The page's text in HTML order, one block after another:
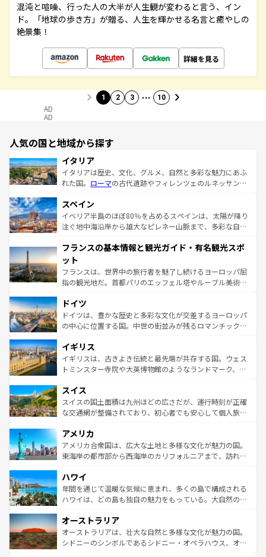
混沌と喧噪、行った人の大半が人生観が変わると言う、イン
ド。「地球の歩き方」が贈る、人生を輝かせる名言と癒やしの
絶景集！
詳細を見る
1 2 3 … 10
AD
AD
人気の国と地域から探す
イタリア
イタリアは歴史、文化、グルメ、自然と多彩な魅力にあふ
れた国。 ローマの古代遺跡やフィレンツェのルネッサンス
ろん、トスカーナの美しい田園風景やアマルフィ海岸の絶
景など、自然景観も見逃せない。観光の合間には、本場の
ピザやパスタなど、絶品のイタリア料理を堪能することも
ませてくれるイタリアで、忘れられない旅をしてみよう！
なお、新着のイタリア情報は
しい。
スペイン
イベリア半島のほぼ80％を占めるスペインは、太陽が降り
注ぐ地中海沿岸から雄大なピレネー山脈まで、多彩な自然
文化が根付くこの国では、情熱的なフラメンコ、熱気あふ
れる闘牛、そして美味しいタパスが生活の一部となってい
る。首都マドリードの洗練された雰囲気や、バルセロナの
アートに溢れた街角から、地方では古代ローマ遺跡や中世
せる。地方によって風土や気候が異なるスペインはその個
性で訪れる人を魅了する。 なお、新着のスペイン情報は コ
ンテンツ一覧を参照してほしい。
フランスの基本情報と観光ガイド・有名観光スポ
ット
フランスは、世界中の旅行者を魅了し続けるヨーロッパ屈
指の観光地だ。首都パリのエッフェル塔やルーブル美術館
で、幅広い魅力が詰まっている。華麗な宮殿、歴史的な大
聖堂、美しいビーチ、そして豊かな自然が、訪れる者を心
から魅了する。また、フランスは美食の国としても知ら
いる。シャンパンの発祥地であるランス、プロヴァンスの
香り高いラベンダー畑など、多彩な楽しみ方が可能だ。さ
らに、パリ以外の地域にも魅力が溢れており、どの街角に
れる地方に足を運ぶとそれぞれで全く異なる文化を体験で
きるだろう。 なお、新着のフランス情報はコンテンツ一覧
を参照してほしい。
ドイツ
ドイツは、豊かな歴史と多彩な文化が交差するヨーロッパ
の中心に位置する国。中世の街並みが残るロマンチック街
顔を持つこの国は、どこを歩いても飽きることがない。ベ
ルリンの文化的活気、バイエルン州のアルプスの絶景、そ
してライン川沿いのワイン畑といった風景は必見。ビール
は、お酒好きな人にはぜひ体験してほしい。 なお、新着の
ドイツ情報はコンテンツ一覧を参照してほしい。
イギリス
イギリスは、古きよき伝統と最先端が共存する国。ウェス
トミンスター寺院や大英博物館のようなランドマーク、歴
リアごとに異なる魅力がある。また、優雅なアフタヌーン
ティー、ビール好きにはたまらない英国パブ、サッカー観
戦など、本場だからこそできる体験も豊富。イギリスを旅
ンツ一覧を参照してほしい。
スイス
スイスの国土面積は九州ほどの広さだが、運行時刻が正確
な交通網が整備されており、初心者でも安心して個人旅行
の建物がそのまま残る町や、スイスならではのユニークな
博物館もあり、アルプス観光だけでなく町歩きも満喫する
ことができる。国民の所得が高いため物価も高いが、旅行
ば市内交通費無料で観光を楽しむこともできる。 なお、新
着のスイス情報はコンテンツ一覧 を参照してほしい。
アメリカ
アメリカ合衆国は、広大な土地と多様な文化が魅力の国。
東海岸の都市部から西海岸のカリフォルニアまで、訪れる
のような巨大都市は、観光、ショッピング、エンターテイ
ンメントが詰まった刺激的なスポットだ。一方、アメリカ
西部には大自然が広がり、グランドキャニオンやイエロー
部のニューオーリンズでは、音楽と美食が融合した独特の
文化が魅力。旅行者はアメリカの各地域で異なる魅力を楽
しみながら、その多様性と豊かな歴史を感じることができ
ハワイ
年間を通じて温暖な気候に恵まれ、多くの島で構成される
ハワイは、どの島も独自の魅力をもっている。大自然の神
ワイ島は見逃せない。また、定番の観光地といえばオアフ
島だが、静かな自然を求めるならマウイ島やカウアイ島が
おすすめ。エメラルドグリーンに輝く海をはじめ、豊かな
オーストラリア
オーストラリアは、壮大な自然と多様な文化が魅力の国。
シドニーのシンボルであるシドニー・オペラハウス、オー